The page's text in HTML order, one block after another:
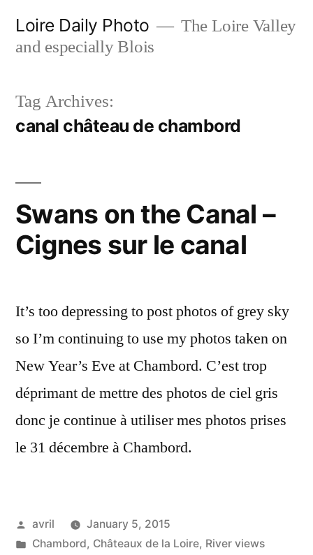
Loire Daily Photo
The Loire Valley
and especially Blois
Tag Archives:
canal château de chambord
Swans on the Canal –
Cignes sur le canal
It’s too depressing to post photos of grey sky
so I’m continuing to use my photos taken on
New Year’s Eve at Chambord. C’est trop
déprimant de mettre des photos de ciel gris
donc je continue à utiliser mes photos prises
le 31 décembre à Chambord.
Posted
by
avril
January 5, 2015
Posted
Chambord, Châteaux de la Loire, River views